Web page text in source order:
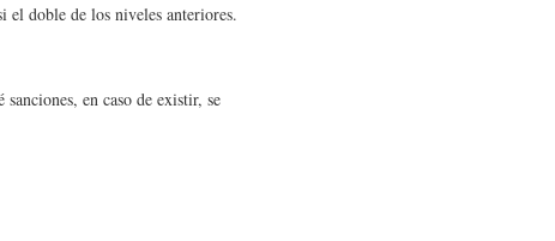
el doble de los niveles anteriores.
en caso de existir, se